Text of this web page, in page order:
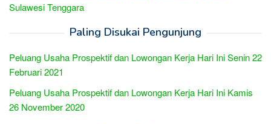
Sulawesi Tenggara
Paling Disukai Pengunjung
Peluang Usaha Prospektif dan Lowongan Kerja Hari Ini Senin 22
Februari 2021
Peluang Usaha Prospektif dan Lowongan Kerja Hari Ini Kamis
26 November 2020